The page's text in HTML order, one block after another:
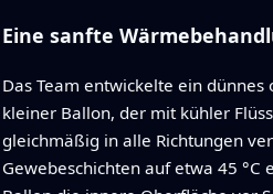
Eine sanfte
Das Team entwickelte ein
kleiner Ballon, der mit kühler
gleichmäßig in alle Richtungen
Gewebeschichten auf etwa 45